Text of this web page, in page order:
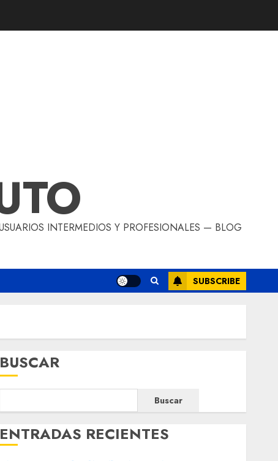
INTERMEDIOS Y PROFESIONALES — BLOG
SUBSCRIBE
BUSCAR
Buscar
ENTRADAS RECIENTES